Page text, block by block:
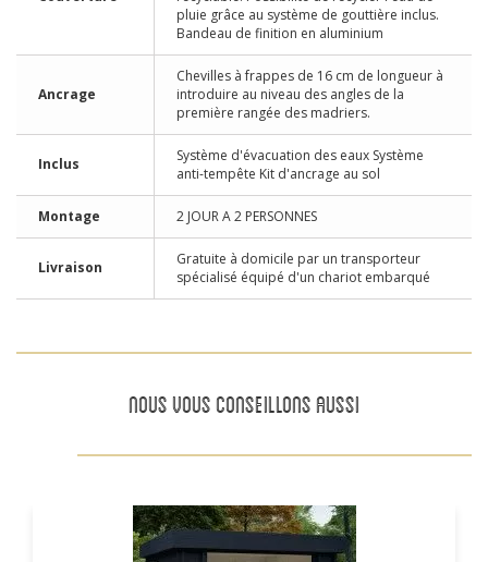
pluie grâce au système de gouttière inclus.
Bandeau de finition en aluminium
Ancrage
Chevilles à frappes de 16 cm de longueur à
introduire au niveau des angles de la
première rangée des madriers.
Inclus
Système d'évacuation des eaux Système
anti-tempête Kit d'ancrage au sol
Montage 2 JOUR A 2 PERSONNES
Livraison
Gratuite à domicile par un transporteur
spécialisé équipé d'un chariot embarqué
NOUS VOUS CONSEILLONS AUSSI